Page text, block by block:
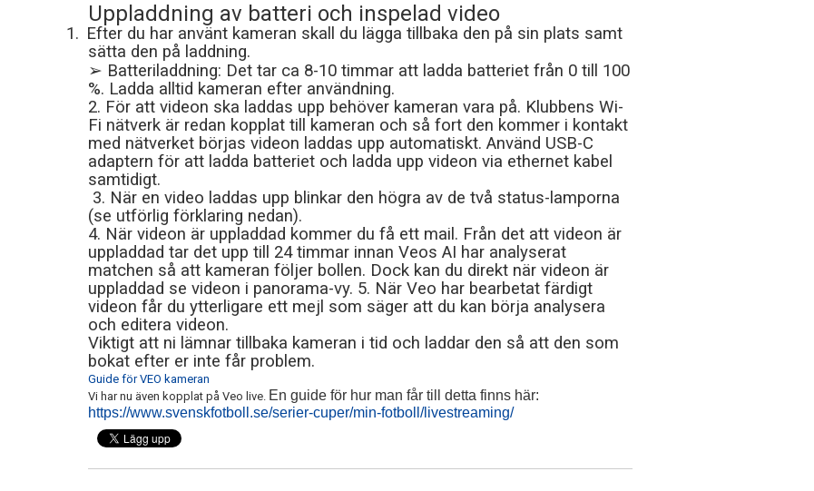
Uppladdning av batteri och inspelad video
1. Efter du har använt kameran skall du lägga tillbaka den på sin plats samt
sätta den på laddning.
➢ Batteriladdning: Det tar ca 8-10 timmar att ladda batteriet från 0 till 100
%. Ladda alltid kameran efter användning.
2. För att videon ska laddas upp behöver kameran vara på. Klubbens Wi-
Fi nätverk är redan kopplat till kameran och så fort den kommer i kontakt
med nätverket börjas videon laddas upp automatiskt. Använd USB-C
adaptern för att ladda batteriet och ladda upp videon via ethernet kabel
samtidigt.
3. När en video laddas upp blinkar den högra av de två status-lamporna
(se utförlig förklaring nedan).
4. När videon är uppladdad kommer du få ett mail. Från det att videon är
uppladdad tar det upp till 24 timmar innan Veos AI har analyserat
matchen så att kameran följer bollen. Dock kan du direkt när videon är
uppladdad se videon i panorama-vy. 5. När Veo har bearbetat färdigt
videon får du ytterligare ett mejl som säger att du kan börja analysera
och editera videon.
Viktigt att ni lämnar tillbaka kameran i tid och laddar den så att den som
bokat efter er inte får problem.
Guide för VEO kameran
Vi har nu även kopplat på Veo live. En guide för hur man får till detta finns här:
https://www.svenskfotboll.se/serier-cuper/min-fotboll/livestreaming/